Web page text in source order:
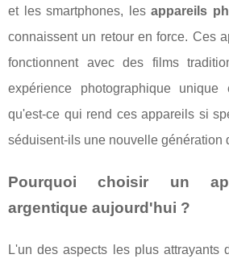
et les smartphones, lesappareils
connaissent un retour en force. Ces
fonctionnent avec des films
expérience photographique
qu'est-ce qui rend ces appareils si
séduisent-ils une nouvelle génération
Pourquoi choisir un
argentique aujourd'hui ?
L'un des aspects les plus attrayants